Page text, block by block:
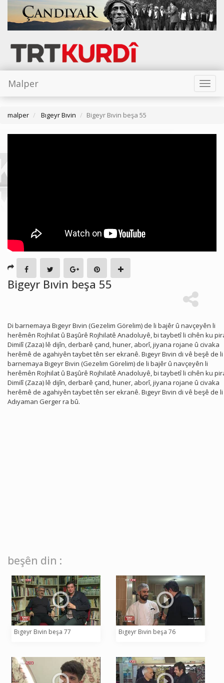
Toggle
Malper
malper Bıgeyr Bıvin Bigeyr Bıvin beşa 55
Bigeyr Bıvin beşa 55
Di barnemaya Bıgeyr Bıvin (Gezelim Görelim) de li bajêr û navçeyên li
herêmên Rojhilat û Başûrê Rojhilatê Anadoluyê, bi taybetî li cihên ku
Dimilî (Zaza) lê dijîn, derbarê çand, huner, aborî, jiyana rojane û civaka
herêmê de agahiyên taybet tên ser ekranê. Bıgeyr Bıvin di vê beşê de li
barnemaya Bıgeyr Bıvin (Gezelim Görelim) de li bajêr û navçeyên li
herêmên Rojhilat û Başûrê Rojhilatê Anadoluyê, bi taybetî li cihên ku
Dimilî (Zaza) lê dijîn, derbarê çand, huner, aborî, jiyana rojane û civaka
herêmê de agahiyên taybet tên ser ekranê. Bıgeyr Bıvin di vê beşê de li
Adıyaman Gerger ra bû.
beşên din :
Bıgeyr Bıvin beşa 77 Bıgeyr Bıvin beşa 76